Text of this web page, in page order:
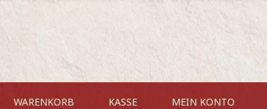
WARENKORB KASSE MEIN KONTO